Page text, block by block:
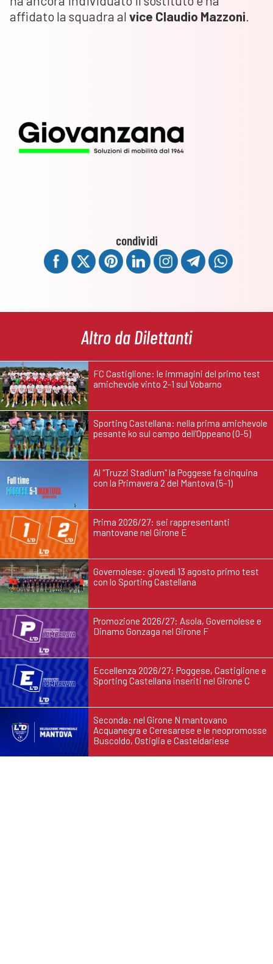
affidato la squadra al vice Claudio Mazzoni.
condividi
Altro da Dilettanti
FC Castiglione: le immagini del primo test
amichevole vinto 2-1 sul Vobarno
Sporting Castellana: nella prima amichevole
pesante ko sul campo dell'Oppeano (0-5)
Al "Truzzi Stadium" la Poggese fa cinquina
con la Primavera 2 del Mantova (5-1)
Prima 2026/27: sei rappresentanti
mantovane nel Girone E
Governolese: giovedì 13 agosto primo test
con lo Sporting Castellana
Promozione 2026/27: Asola, Governolese e
Dinamo Gonzaga nel Girone F
Eccellenza 2026/27: Poggese, Castiglione e
Sporting Castellana inseriti nel Girone C
Seconda: nel Girone N mantovano
Acquanegra e Ceresarese e le neopromosse
Buscoldo, Ostiglia e Casteldariese